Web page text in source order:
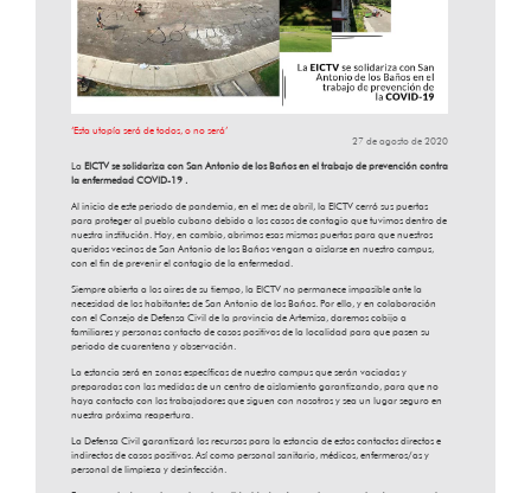
‘Esta utopía será de todos, o no será’
27 de agosto de 2020
La EICTV se solidariza con San Antonio de los Baños en el trabajo de prevención contra
la enfermedad COVID-19 .
Al inicio de este periodo de pandemia, en el mes de abril, la EICTV cerró sus puertas
para proteger al pueblo cubano debido a los casos de contagio que tuvimos dentro de
nuestra institución. Hoy, en cambio, abrimos esas mismas puertas para que nuestros
queridos vecinos de San Antonio de los Baños vengan a aislarse en nuestro campus,
con el fin de prevenir el contagio de la enfermedad.
Siempre abierta a los aires de su tiempo, la EICTV no permanece impasible ante la
necesidad de los habitantes de San Antonio de los Baños. Por ello, y en colaboración
con el Consejo de Defensa Civil de la provincia de Artemisa, daremos cobijo a
familiares y personas contacto de casos positivos de la localidad para que pasen su
periodo de cuarentena y observación.
La estancia será en zonas específicas de nuestro campus que serán vaciadas y
preparadas con las medidas de un centro de aislamiento garantizando, para que no
haya contacto con los trabajadores que siguen con nosotros y sea un lugar seguro en
nuestra próxima reapertura.
La Defensa Civil garantizará los recursos para la estancia de estos contactos directos e
indirectos de casos positivos. Así como personal sanitario, médicos, enfermeros/as y
personal de limpieza y desinfección.